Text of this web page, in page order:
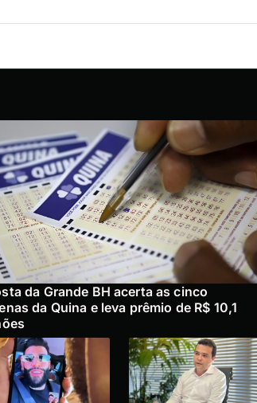
da Grande BH acerta as cinco
da Quina e leva prêmio de R$ 10,1